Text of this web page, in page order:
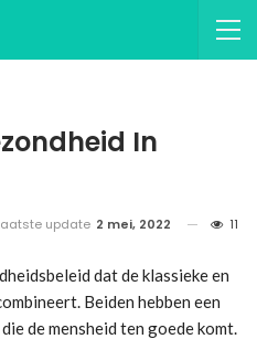
In
update 2 mei, 2022 11
dat de klassieke en
Beiden hebben een
de mensheid ten goede komt.